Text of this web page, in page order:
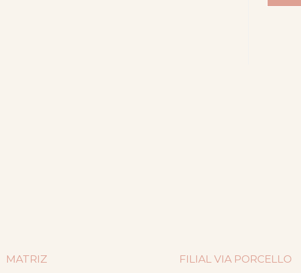
MATRIZ FILIAL VIA PORCELLO